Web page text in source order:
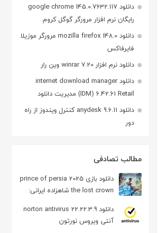
دانلود google chrome 145.0.7632.117
رایگان نرم افزار مرورگر گوگل کروم
دانلود mozilla firefox 148.0 مرورگر موزیلا
فایرفاکس
دانلود نرم افزار winrar 7.20 وین رار
دانلود internet download manager
(IDM) 6.42.61 Retail مدیریت دانلود
دانلود anydesk 9.6.11 کنترل ویندوز از راه
دور
مطالب تصادفی
دانلود بازی 2025 prince of persia
the lost crown شاهزاده ايرانی:
تاج گمشده برای كامپيوتر
دانلود norton antivirus 22.22.3.9
آنتی ویروس نورتون